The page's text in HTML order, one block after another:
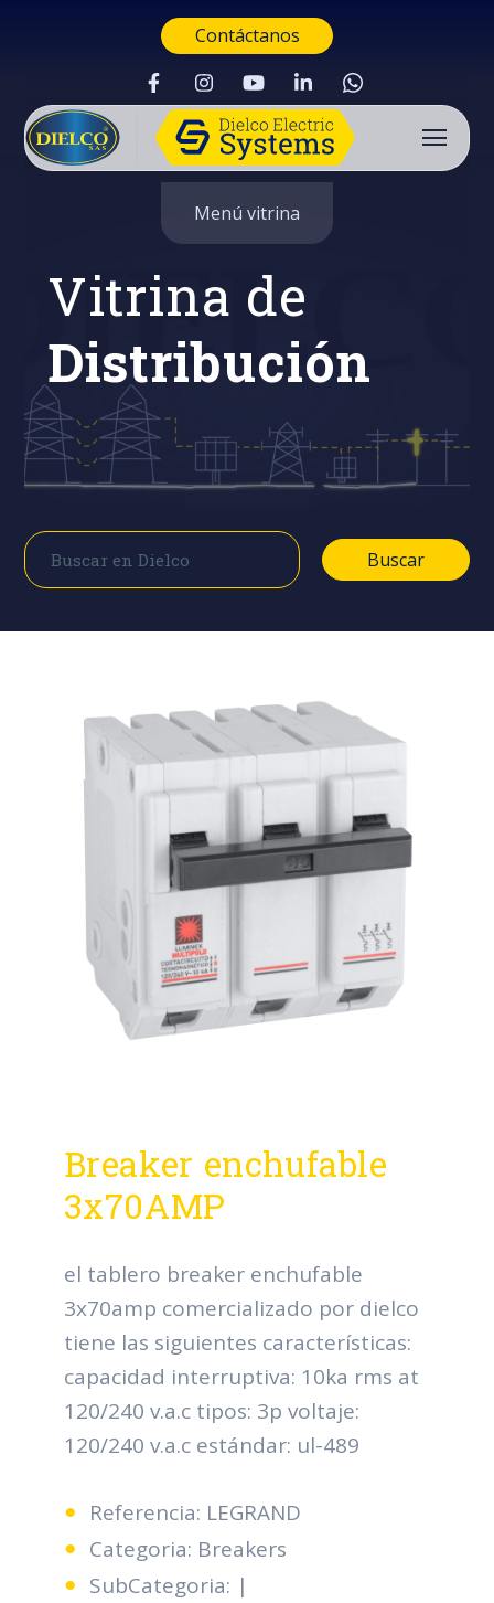
Contáctanos
Buscar
Menú vitrina
Vitrina de
Distribución
Buscar
Buscar
Breaker enchufable
3x70AMP
el tablero breaker enchufable
3x70amp comercializado por dielco
tiene las siguientes características:
capacidad interruptiva: 10ka rms at
120/240 v.a.c tipos: 3p voltaje:
120/240 v.a.c estándar: ul-489
Referencia: LEGRAND
Categoria: Breakers
SubCategoria: |